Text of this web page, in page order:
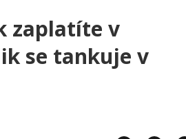
zaplatíte v
se tankuje v